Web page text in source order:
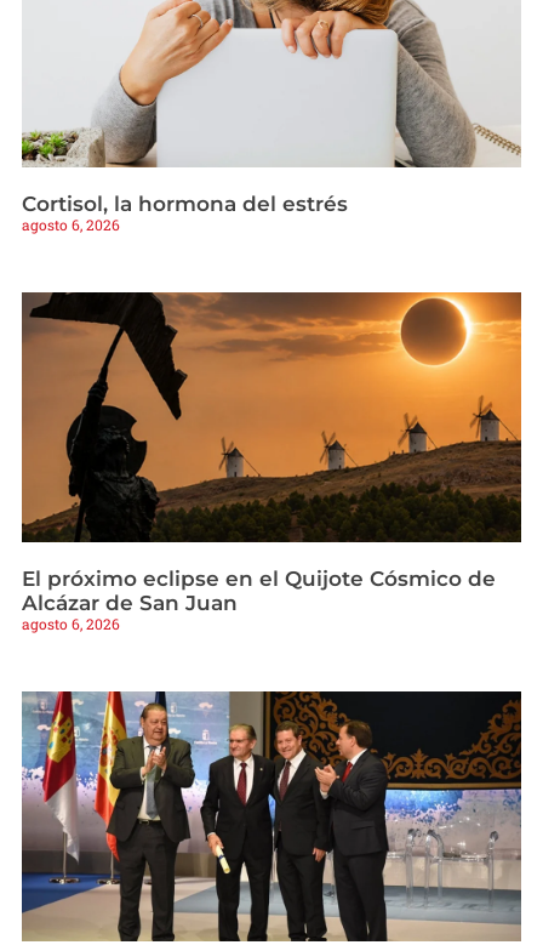
Cortisol, la hormona del estrés
agosto 6, 2026
El próximo eclipse en el Quijote Cósmico de
Alcázar de San Juan
agosto 6, 2026